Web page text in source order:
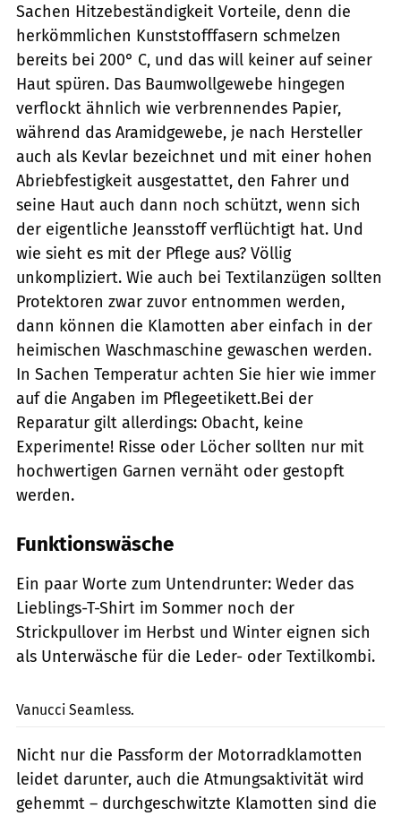
Sachen Hitzebeständigkeit Vorteile, denn die
herkömmlichen Kunststofffasern schmelzen
bereits bei 200° C, und das will keiner auf seiner
Haut spüren. Das Baumwollgewebe hingegen
verflockt ähnlich wie verbrennendes Papier,
während das Aramidgewebe, je nach Hersteller
auch als Kevlar bezeichnet und mit einer hohen
Abriebfestigkeit ausgestattet, den Fahrer und
seine Haut auch dann noch schützt, wenn sich
der eigentliche Jeansstoff verflüchtigt hat. Und
wie sieht es mit der Pflege aus? Völlig
unkompliziert. Wie auch bei Textilanzügen sollten
Protektoren zwar zuvor entnommen werden,
dann können die Klamotten aber einfach in der
heimischen Waschmaschine gewaschen werden.
In Sachen Temperatur achten Sie hier wie immer
auf die Angaben im Pflegeetikett.Bei der
Reparatur gilt allerdings: Obacht, keine
Experimente! Risse oder Löcher sollten nur mit
hochwertigen Garnen vernäht oder gestopft
werden.
Funktionswäsche
Ein paar Worte zum Untendrunter: Weder das
Lieblings-T-Shirt im ­Sommer noch der
Strickpullover im Herbst und Winter eignen sich
als Unterwäsche für die Leder- oder Textilkombi.
Vanucci Seamless.
Nicht nur die Passform der Motorradklamotten
leidet darunter, auch die Atmungsaktivität wird
gehemmt – durchgeschwitzte Klamotten sind die